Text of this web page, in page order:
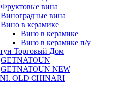
Фруктовые вина
Виноградные вина
Вино в керамике
Вино в керамике
Вино в керамике п/у
Торговый Дом
GETNATOUN
GETNATOUN NEW
OLD CHINARI